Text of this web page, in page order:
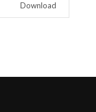
Download